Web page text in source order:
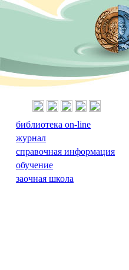
библиотека on-line
журнал
справочная информация
обучение
заочная школа